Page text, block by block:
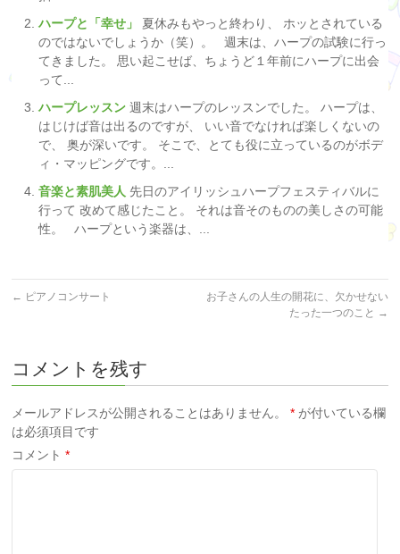
ハープと「幸せ」 夏休みもやっと終わり、 ホッとされている
のではないでしょうか（笑）。 週末は、ハープの試験に行っ
てきました。 思い起こせば、ちょうど１年前にハープに出会
って...
ハープレッスン週末はハープのレッスンでした。 ハープは、
はじけば音は出るのですが、 いい音でなければ楽しくないの
で、 奥が深いです。 そこで、とても役に立っているのがボデ
ィ・マッピングです。...
音楽と素肌美人 先日のアイリッシュハープフェスティバルに
行って 改めて感じたこと。 それは音そのものの美しさの可能
性。 ハープという楽器は、...
← ピアノコンサート
お子さんの人生の開花に、欠かせない
たった一つのこと →
コメントを残す
メールアドレスが公開されることはありません。 * が付いている欄
は必須項目です
コメント*